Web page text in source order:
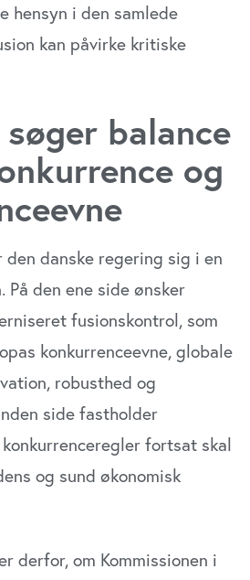
hensyn i den samlede
kan påvirke kritiske
balance
og
den danske regering sig i en
den ene side ønsker
fusionskontrol, som
konkurrenceevne, globale
robusthed og
side fastholder
konkurrenceregler fortsat skal
og sund økonomisk
derfor, om Kommissionen i